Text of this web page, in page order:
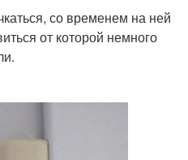
со временем на ней
от которой немного